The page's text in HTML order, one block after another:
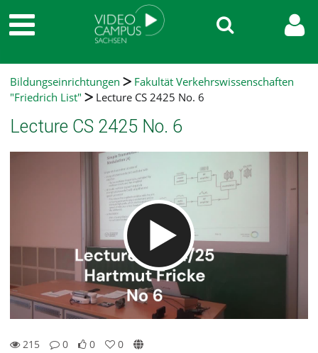
Bildungseinrichtungen
Fakultät Verkehrswissenschaften
"Friedrich List"
Lecture CS 2425 No. 6
Lecture CS 2425 No. 6
215
0
0
0